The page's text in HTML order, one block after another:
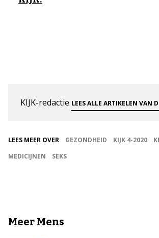
KIJK-redactie LEES ALLE ARTIKELEN VAN
LEES MEER OVER GEZONDHEID KIJK 4-2020
MEDICIJNEN
SEKS
Meer Mens